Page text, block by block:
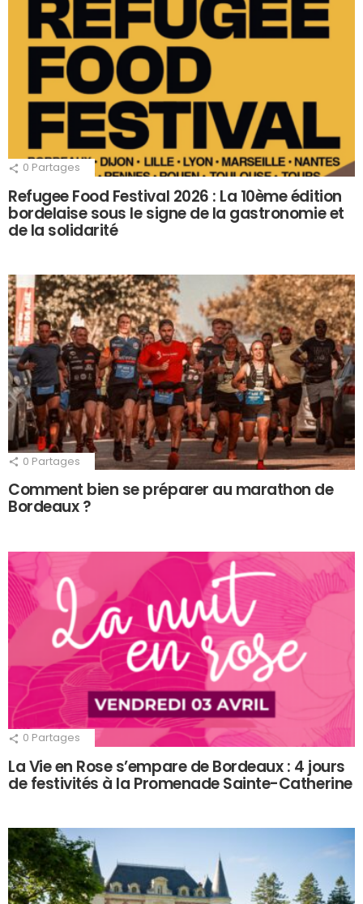
0 Partages
Refugee Food Festival 2026 : La 10ème édition
bordelaise sous le signe de la gastronomie et
de la solidarité
0 Partages
Comment bien se préparer au marathon de
Bordeaux ?
0 Partages
La Vie en Rose s’empare de Bordeaux : 4 jours
de festivités à la Promenade Sainte-Catherine